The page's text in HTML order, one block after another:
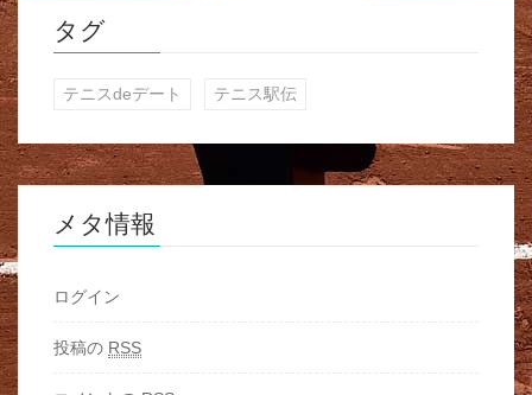
タグ
テニスdeデート テニス駅伝
メタ情報
ログイン
投稿の RSS